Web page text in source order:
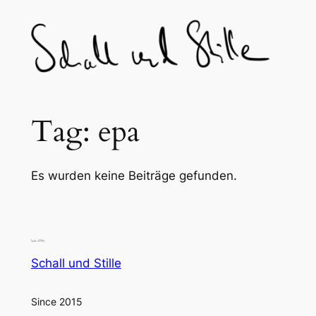
content
Tag: epa
Es wurden keine Beiträge gefunden.
Schall und Stille
Since 2015